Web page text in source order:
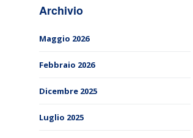
Archivio
Maggio 2026
Febbraio 2026
Dicembre 2025
Luglio 2025